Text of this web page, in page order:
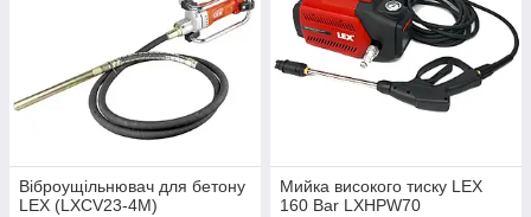
Віброущільнювач для бетону
LEX (LXCV23-4M)
Мийка високого тиску LEX
160 Bar LXHPW70